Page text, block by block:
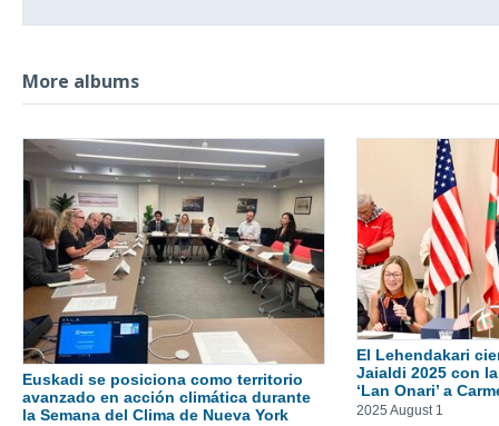
More albums
Euskadi se posiciona como territorio
avanzado en acción climática durante
la Semana del Clima de Nueva York
El Lehendakari
Jaialdi 2025 con
‘Lan Onari’ a
2025 August 1